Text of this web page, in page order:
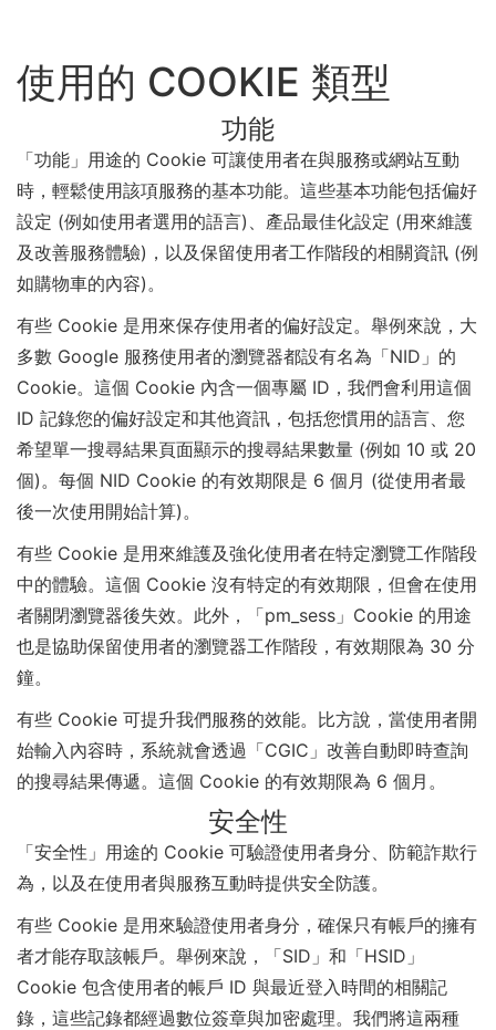
使用的 COOKIE 類型
功能
「功能」用途的 Cookie 可讓使用者在與服務或網站互動
時，輕鬆使用該項服務的基本功能。這些基本功能包括偏好
設定 (例如使用者選用的語言)、產品最佳化設定 (用來維護
及改善服務體驗)，以及保留使用者工作階段的相關資訊 (例
如購物車的內容)。
有些 Cookie 是用來保存使用者的偏好設定。舉例來說，大
多數 Google 服務使用者的瀏覽器都設有名為「NID」的
Cookie。這個 Cookie 內含一個專屬 ID，我們會利用這個
ID 記錄您的偏好設定和其他資訊，包括您慣用的語言、您
希望單一搜尋結果頁面顯示的搜尋結果數量 (例如 10 或 20
個)。每個 NID Cookie 的有效期限是 6 個月 (從使用者最
後一次使用開始計算)。
有些 Cookie 是用來維護及強化使用者在特定瀏覽工作階段
中的體驗。這個 Cookie 沒有特定的有效期限，但會在使用
者關閉瀏覽器後失效。此外，「pm_sess」Cookie 的用途
也是協助保留使用者的瀏覽器工作階段，有效期限為 30 分
鐘。
有些 Cookie 可提升我們服務的效能。比方說，當使用者開
始輸入內容時，系統就會透過「CGIC」改善自動即時查詢
的搜尋結果傳遞。這個 Cookie 的有效期限為 6 個月。
安全性
「安全性」用途的 Cookie 可驗證使用者身分、防範詐欺行
為，以及在使用者與服務互動時提供安全防護。
有些 Cookie 是用來驗證使用者身分，確保只有帳戶的擁有
者才能存取該帳戶。舉例來說，「SID」和「HSID」
Cookie 包含使用者的帳戶 ID 與最近登入時間的相關記
錄，這些記錄都經過數位簽章與加密處理。我們將這兩種